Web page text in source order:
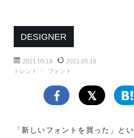
DESIGNER
2021.05.18
2021.05.18
トレンド
フォント
「新しいフォントを買った」と